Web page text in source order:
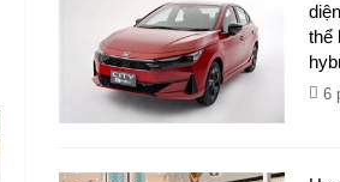
thể
6